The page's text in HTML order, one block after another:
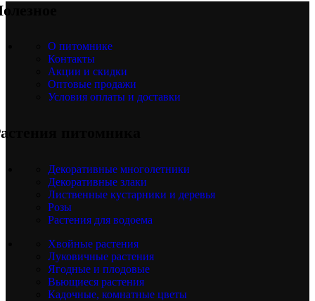
О питомнике
Контакты
Акции и скидки
Оптовые продажи
Условия оплаты и доставки
питомника
Декоративные многолетники
Декоративные злаки
Лиственные кустарники и деревья
Розы
Растения для водоема
Хвойные растения
Луковичные растения
Ягодные и плодовые
Вьющиеся растения
Кадочные, комнатные цветы